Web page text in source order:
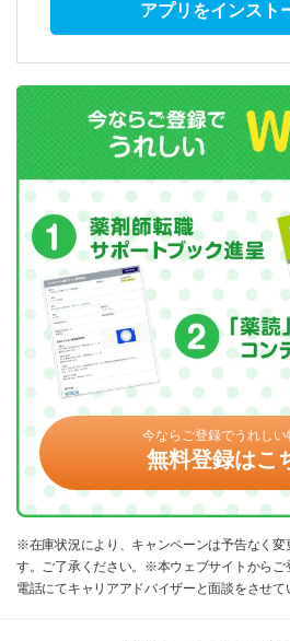
アプリをインスト
今ならご登録でうれしい
無料登録はこ
※在庫状況により、キャンペーンは予告なく変
す。ご了承ください。※本ウェブサイトからご
電話にてキャリアアドバイザーと面談をさせて